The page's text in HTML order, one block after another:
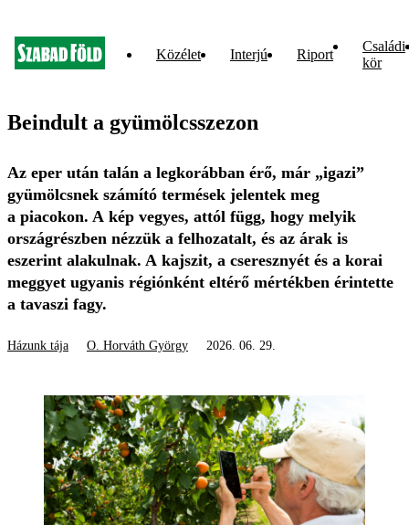
Közélet Interjú Riport
Családi
kör
Beindult a gyümölcsszezon
Az eper után talán a legkorábban érő, már „igazi”
gyümölcsnek számító termések jelentek meg
a piacokon. A kép vegyes, attól függ, hogy melyik
országrészben nézzük a felhozatalt, és az árak is
eszerint alakulnak. A kajszit, a cseresznyét és a korai
meggyet ugyanis régiónként eltérő mértékben érintette
a tavaszi fagy.
Házunk tája O. Horváth György 2026. 06. 29.